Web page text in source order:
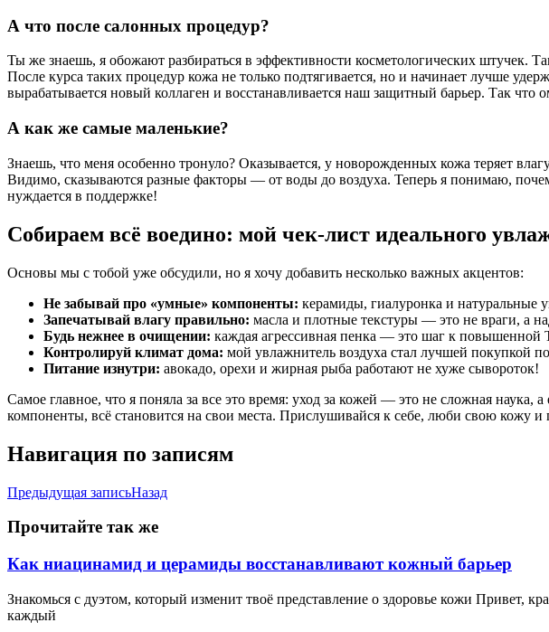
А что после салонных процедур?
Ты же знаешь, я обожают разбираться в эффективности косметологических штучек.
После курса таких процедур кожа не только подтягивается, но и начинает лучше
вырабатывается новый коллаген и восстанавливается наш защитный барьер. Так
А как же самые маленькие?
Знаешь, что меня особенно тронуло? Оказывается, у новорожденных кожа теряет
Видимо, сказываются разные факторы — от воды до воздуха. Теперь я понимаю,
нуждается в поддержке!
Собираем всё воедино: мой чек-лист идеального
Основы мы с тобой уже обсудили, но я хочу добавить несколько важных акцентов:
Не забывай про «умные» компоненты: керамиды, гиалуронка и натуральные
Запечатывай влагу правильно: масла и плотные текстуры — это не враги, а
Будь нежнее в очищении: каждая агрессивная пенка — это шаг к
Контролируй климат дома: мой увлажнитель воздуха стал лучшей покупкой
Питание изнутри: авокадо, орехи и жирная рыба работают не хуже сывороток!
Самое главное, что я поняла за все это время: уход за кожей — это не сложная
компоненты, всё становится на свои места. Прислушивайся к себе, люби свою кожу
Навигация по записям
Предыдущая записьНазад
Прочитайте так же
Как ниацинамид и церамиды восстанавливают кожный барьер
Знакомься с дуэтом, который изменит твоё представление о здоровье кожи Привет,
каждый